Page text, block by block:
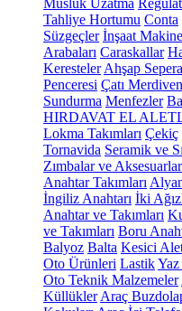
Musluk Uzatma
Tahliye Hortumu Conta
Süzgeçler İnşaat
Arabaları Caraskallar
Keresteler Ahşap
Penceresi Çatı
Sundurma Menfezler
HIRDAVAT EL
Lokma Takımları Çekiç
Tornavida Seramik ve
Zımbalar ve
Anahtar Takımları
İngiliz Anahtarı İki
Anahtar ve Takımları
ve Takımları Boru
Balyoz Balta Kesici
Oto Ürünleri Lastik
Oto Teknik Malzemeler
Küllükler Araç